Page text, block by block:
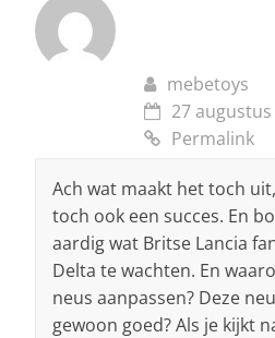
mebetoys
27
Permalink
Ach wat maakt het toch
toch ook een succes. En
aardig wat Britse Lancia
Delta te wachten. En
neus aanpassen? Deze
gewoon goed? Als je kijkt